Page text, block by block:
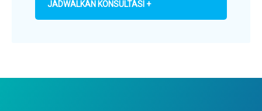
JADWALKAN KONSULTASI +